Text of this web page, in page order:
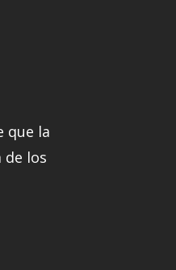
que la
de los